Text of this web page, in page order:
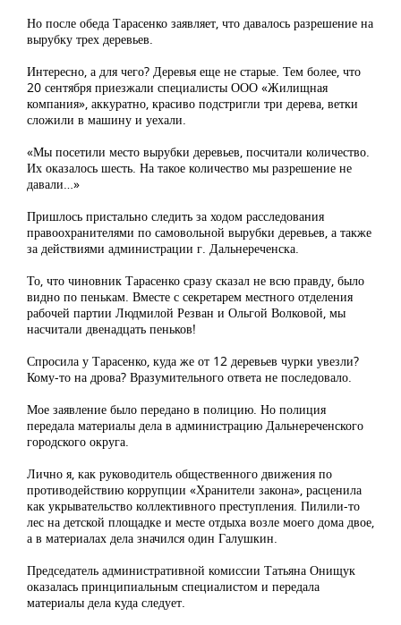
Но после обеда Тарасенко заявляет, что давалось разрешение на
вырубку трех деревьев.
Интересно, а для чего? Деревья еще не старые. Тем более, что
20 сентября приезжали специалисты ООО «Жилищная
компания», аккуратно, красиво подстригли три дерева, ветки
сложили в машину и уехали.
«Мы посетили место вырубки деревьев, посчитали количество.
Их оказалось шесть. На такое количество мы разрешение не
давали…»
Пришлось пристально следить за ходом расследования
правоохранителями по самовольной вырубки деревьев, а также
за действиями администрации г. Дальнереченска.
То, что чиновник Тарасенко сразу сказал не всю правду, было
видно по пенькам. Вместе с секретарем местного отделения
рабочей партии Людмилой Резван и Ольгой Волковой, мы
насчитали двенадцать пеньков!
Спросила у Тарасенко, куда же от 12 деревьев чурки увезли?
Кому-то на дрова? Вразумительного ответа не последовало.
Мое заявление было передано в полицию. Но полиция
передала материалы дела в администрацию Дальнереченского
городского округа.
Лично я, как руководитель общественного движения по
противодействию коррупции «Хранители закона», расценила
как укрывательство коллективного преступления. Пилили-то
лес на детской площадке и месте отдыха возле моего дома двое,
а в материалах дела значился один Галушкин.
Председатель административной комиссии Татьяна Онищук
оказалась принципиальным специалистом и передала
материалы дела куда следует.